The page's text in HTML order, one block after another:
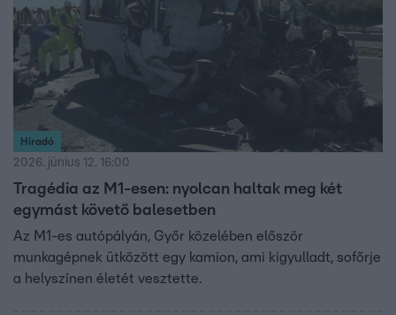
Híradó
2026. június 12. 16:00
Tragédia az M1-esen: nyolcan haltak meg két
egymást követő balesetben
Az M1-es autópályán, Győr közelében először
munkagépnek ütközött egy kamion, ami kigyulladt, sofőrje
a helyszínen életét vesztette.